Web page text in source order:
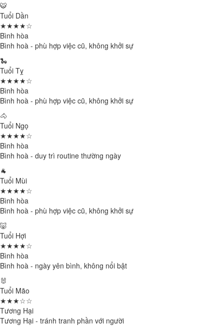
🐯
Tuổi Dần
★★★★☆
Bình hòa
Bình hoà - phù hợp việc cũ, không khởi sự
🐍
Tuổi Tỵ
★★★★☆
Bình hòa
Bình hoà - phù hợp việc cũ, không khởi sự
🐴
Tuổi Ngọ
★★★★☆
Bình hòa
Bình hoà - duy trì routine thường ngày
🐐
Tuổi Mùi
★★★★☆
Bình hòa
Bình hoà - phù hợp việc cũ, không khởi sự
🐷
Tuổi Hợi
★★★★☆
Bình hòa
Bình hoà - ngày yên bình, không nổi bật
🐰
Tuổi Mão
★★★☆☆
Tương Hại
Tương Hại - tránh tranh phần với người